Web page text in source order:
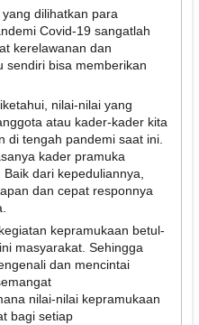
dilihatkan para
Covid-19 sangatlah
kerelawanan dan
sendiri bisa memberikan
nilai-nilai yang
atau kader-kader kita
di tengah pandemi saat ini.
kader pramuka
dari kepeduliannya,
dan cepat responnya
kepramukaan betul-
masyarakat. Sehingga
dan mencintai
nilai-nilai kepramukaan
bagi setiap